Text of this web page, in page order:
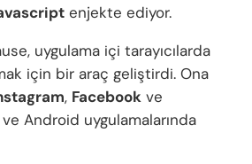
enjekte ediyor.
uygulama içi tarayıcılarda
için bir araç geliştirdi. Ona
, Facebook ve
ve Android uygulamalarında